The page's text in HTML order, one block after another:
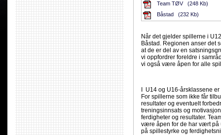
Team TØV (248 Kb)
Båstad (232 Kb)
Når det gjelder spillerne i
Båstad. Regionen anser det
at de er del av en
vi oppfordrer foreldre i
vi også være åpen for alle
I U14 og U16-årsklassene
For spillerne som ikke får
resultater og eventuelt
treningsinnsats og
ferdigheter og resultater.
være åpen for de har vært på
på spillestyrke og